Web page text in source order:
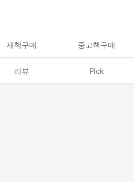
새책구매 중고책구매
리뷰 Pick